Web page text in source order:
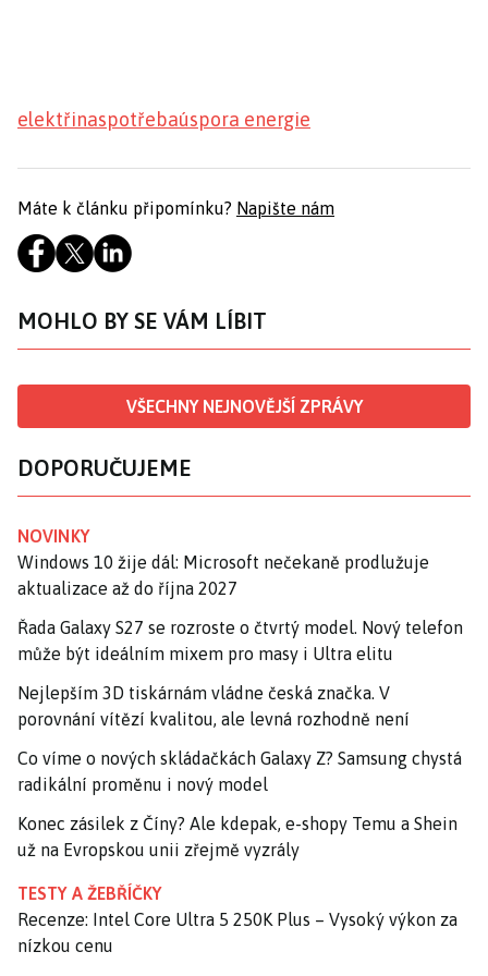
elektřinaspotřebaúspora energie
Máte k článku připomínku? Napište nám
MOHLO BY SE VÁM LÍBIT
VŠECHNY NEJNOVĚJŠÍ ZPRÁVY
DOPORUČUJEME
NOVINKY
Windows 10 žije dál: Microsoft nečekaně prodlužuje
aktualizace až do října 2027
Řada Galaxy S27 se rozroste o čtvrtý model. Nový telefon
může být ideálním mixem pro masy i Ultra elitu
Nejlepším 3D tiskárnám vládne česká značka. V
porovnání vítězí kvalitou, ale levná rozhodně není
Co víme o nových skládačkách Galaxy Z? Samsung chystá
radikální proměnu i nový model
Konec zásilek z Číny? Ale kdepak, e-shopy Temu a Shein
už na Evropskou unii zřejmě vyzrály
TESTY A ŽEBŘÍČKY
Recenze: Intel Core Ultra 5 250K Plus – Vysoký výkon za
nízkou cenu